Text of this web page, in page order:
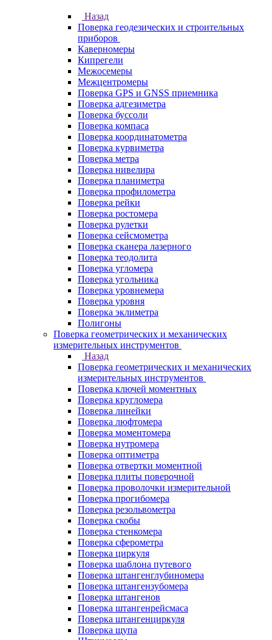
Назад
Поверка геодезических и строительных
приборов
Каверномеры
Кипрегели
Межосемеры
Межцентромеры
Поверка GPS и GNSS приемника
Поверка адгезиметра
Поверка буссоли
Поверка компаса
Поверка координатометра
Поверка курвиметра
Поверка метра
Поверка нивелира
Поверка планиметра
Поверка профилометра
Поверка рейки
Поверка ростомера
Поверка рулетки
Поверка сейсмометра
Поверка сканера лазерного
Поверка теодолита
Поверка угломера
Поверка угольника
Поверка уровнемера
Поверка уровня
Поверка эклиметра
Полигоны
Поверка геометрических и механических
измерительных инструментов
Назад
Поверка геометрических и механических
измерительных инструментов
Поверка ключей моментных
Поверка кругломера
Поверка линейки
Поверка люфтомера
Поверка моментомера
Поверка нутромера
Поверка оптиметра
Поверка отвертки моментной
Поверка плиты поверочной
Поверка проволочки измерительной
Поверка прогибомера
Поверка резольвометра
Поверка скобы
Поверка стенкомера
Поверка сферометра
Поверка циркуля
Поверка шаблона путевого
Поверка штангенглубиномера
Поверка штангензубомера
Поверка штангенов
Поверка штангенрейсмаса
Поверка штангенциркуля
Поверка щупа